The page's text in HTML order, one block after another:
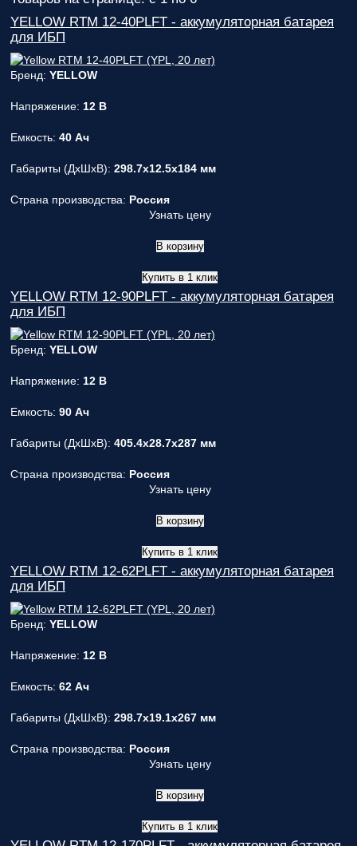
YELLOW RTM 12-40PLFT - аккумуляторная батарея
для ИБП
Бренд: YELLOW
Напряжение: 12 В
Емкость: 40 Ач
Габариты (ДxШxВ): 298.7x12.5x184 мм
Страна производства: Россия
Узнать цену
В корзину
Купить в 1 клик
YELLOW RTM 12-90PLFT - аккумуляторная батарея
для ИБП
Бренд: YELLOW
Напряжение: 12 В
Емкость: 90 Ач
Габариты (ДxШxВ): 405.4x28.7x287 мм
Страна производства: Россия
Узнать цену
В корзину
Купить в 1 клик
YELLOW RTM 12-62PLFT - аккумуляторная батарея
для ИБП
Бренд: YELLOW
Напряжение: 12 В
Емкость: 62 Ач
Габариты (ДxШxВ): 298.7x19.1x267 мм
Страна производства: Россия
Узнать цену
В корзину
Купить в 1 клик
вас
параметры!
скидку до
работ и
материалов!
вашего
менеджера,
который
вопрос и
необходимое
количество
(220В)
(380В)
Далее >>
Назад